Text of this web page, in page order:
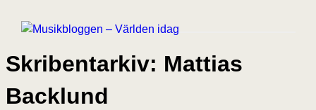
Skribentarkiv: Mattias
Backlund